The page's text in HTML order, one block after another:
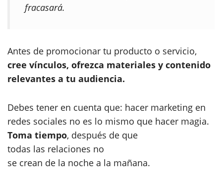
fracasará.
Antes de promocionar tu producto o servicio,
cree vínculos, ofrezca materiales y contenido
relevantes a tu audiencia.
Debes tener en cuenta que: hacer marketing en
redes sociales no es lo mismo que hacer magia.
Toma tiempo, después de que
todas las relaciones no
se crean de la noche a la mañana.